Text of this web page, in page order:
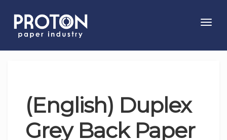
(English) Duplex
Grey Back Paper